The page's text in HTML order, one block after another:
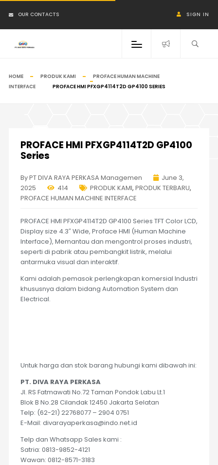
OUR CONTACTS SIGN IN
HOME PRODUK KAMI
PROFACE HUMAN MACHINE
INTERFACE
PROFACE HMI PFXGP4114T2D GP4100 SERIES
PROFACE HMI PFXGP4114T2D GP4100
Series
By PT DIVA RAYA PERKASA Managemen
June 3,
2025
414 PRODUK KAMI, PRODUK TERBARU,
PROFACE HUMAN MACHINE INTERFACE
PROFACE HMI PFXGP4114T2D GP4100 Series TFT Color LCD,
Display size 4.3″ Wide, Proface HMI (Human Machine
Interface), Memantau dan mengontrol proses industri,
seperti di pabrik atau pembangkit listrik, melalui
antarmuka visual dan interaktif.
Kami adalah pemasok perlengkapan komersial Industri
khususnya dalam bidang Automation System dan
Electrical.
Untuk harga dan stok barang hubungi kami dibawah ini:
PT. DIVA RAYA PERKASA
Jl. RS Fatmawati No.72 Taman Pondok Labu Lt.1
Blok B No.28 Cilandak 12450 Jakarta Selatan
Telp: (62-21) 22768077 – 2904 0751
E-Mail: divarayaperkasa@indo.net.id
Telp dan Whatsapp Sales kami :
Satria: 0813-9852-4121
Wawan: 0812-8571-3183